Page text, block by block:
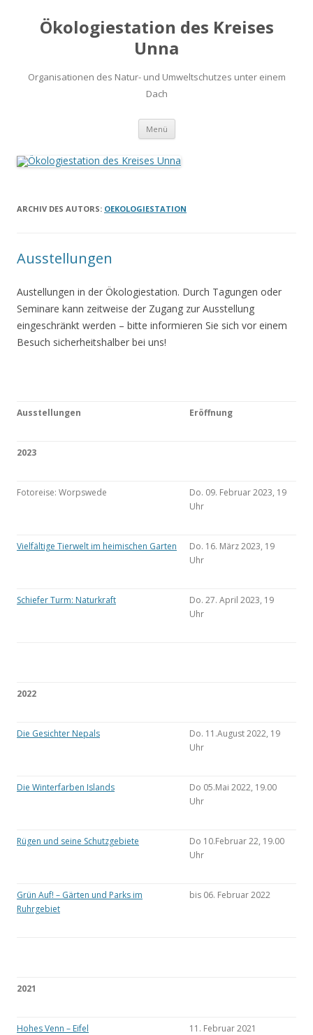
Ökologiestation des Kreises
Unna
Organisationen des Natur- und Umweltschutzes unter einem
Dach
Menü Zum
springen
ARCHIV DES AUTORS: OEKOLOGIESTATION
Ausstellungen
Austellungen in der Ökologiestation. Durch Tagungen oder
Seminare kann zeitweise der Zugang zur Ausstellung
eingeschränkt werden – bitte informieren Sie sich vor einem
Besuch sicherheitshalber bei uns!
Ausstellungen Eröffnung
2023
Fotoreise: Worpswede
Do. 09. Februar 2023, 19
Uhr
Vielfältige Tierwelt im heimischen Garten
Do. 16. März 2023, 19
Uhr
Schiefer Turm: Naturkraft
Do. 27. April 2023, 19
Uhr
2022
Die Gesichter Nepals
Do. 11.August 2022, 19
Uhr
Die Winterfarben Islands
Do 05.Mai 2022, 19.00
Uhr
Rügen und seine Schutzgebiete
Do 10.Februar 22, 19.00
Uhr
Grün Auf! – Gärten und Parks im
Ruhrgebiet
bis 06. Februar 2022
2021
Hohes Venn – Eifel 11. Februar 2021